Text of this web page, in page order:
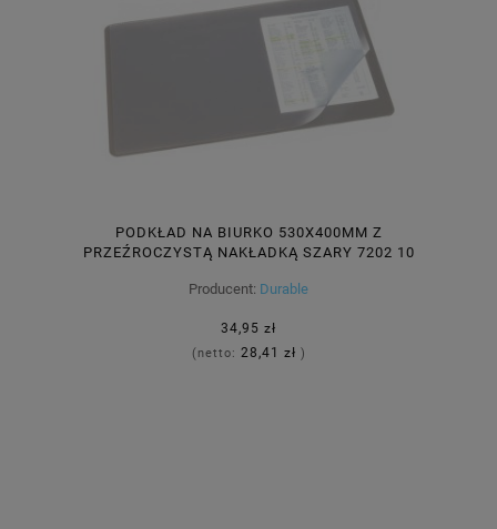
PODKŁAD NA BIURKO 530X400MM Z
PRZEŹROCZYSTĄ NAKŁADKĄ SZARY 7202 10
Producent: Durable
34,95 zł
(netto: 28,41 zł )